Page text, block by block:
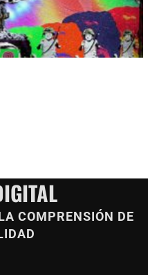
COMPRENSIÓN DE